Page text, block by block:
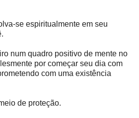
se espiritualmente em seu
num quadro positivo de mente no
por começar seu dia com
com uma existência
de proteção.